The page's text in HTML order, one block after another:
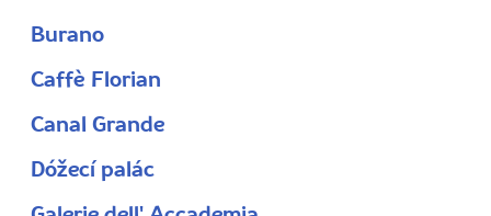
Burano
Caffè Florian
Canal Grande
Dóžecí palác